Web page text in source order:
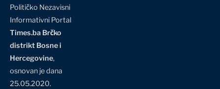
Političko Nezavisni
Informativni Portal
Times.ba Brčko
distrikt Bosne i
Hercegovine,
osnovan je dana
25.05.2020.